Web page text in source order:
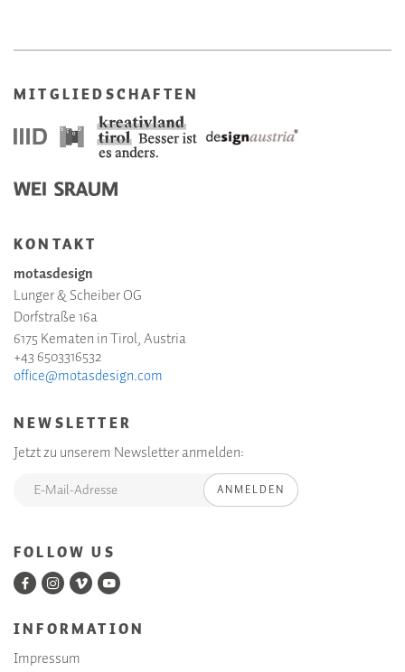
MITGLIEDSCHAFTEN
KONTAKT
motasdesign
Lunger & Scheiber OG
Dorfstraße 16a
6175 Kematen in Tirol, Austria
+43 6503316532
office@motasdesign.com
NEWSLETTER
Jetzt zu unserem Newsletter anmelden:
ANMELDEN
FOLLOW US
INFORMATION
Impressum